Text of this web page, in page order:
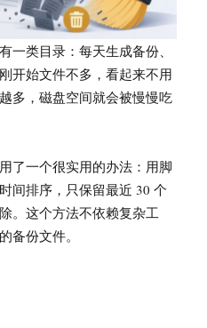
一类目录：每天生成备份、
开始文件不多，看起来不用
多，磁盘空间就会被慢慢吃
了一个很实用的办法：用脚
间排序，只保留最近 30 个
。这个方法不依赖复杂工
备份文件。